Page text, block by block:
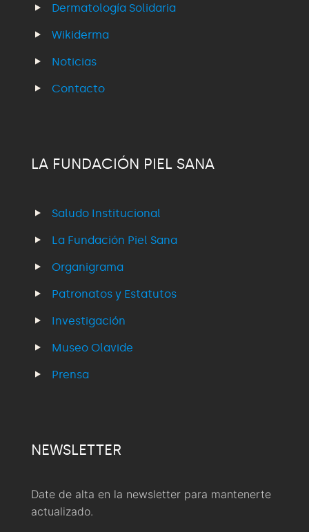
Dermatología Solidaria
Wikiderma
Noticias
Contacto
LA FUNDACIÓN PIEL SANA
Saludo Institucional
La Fundación Piel Sana
Organigrama
Patronatos y Estatutos
Investigación
Museo Olavide
Prensa
NEWSLETTER
Date de alta en la newsletter para mantenerte
actualizado.